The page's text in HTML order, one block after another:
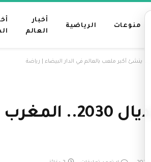
منوعات الرياضية
أخبار
العالم
أحد ملاعب